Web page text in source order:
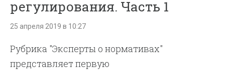
регулирования. Часть 1
25 апреля 2019 в 10:27
Рубрика "Эксперты о нормативах"
представляет первую